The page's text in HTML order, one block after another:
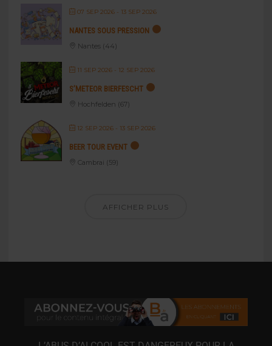
07 SEP 2026- 13 SEP 2026
NANTES SOUS PRESSION
Nantes (44)
11 SEP 2026- 12 SEP 2026
S’METEOR BIERFESCHT
Hochfelden (67)
12 SEP 2026- 13 SEP 2026
BEER TOUR EVENT
Cambrai (59)
AFFICHER PLUS